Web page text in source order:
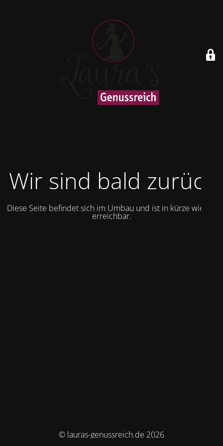
Wir sind bald zurück
Diese Seite befindet sich im Umbau und ist in kürze wieder
erreichbar.
© lauras-genussreich.de 2026